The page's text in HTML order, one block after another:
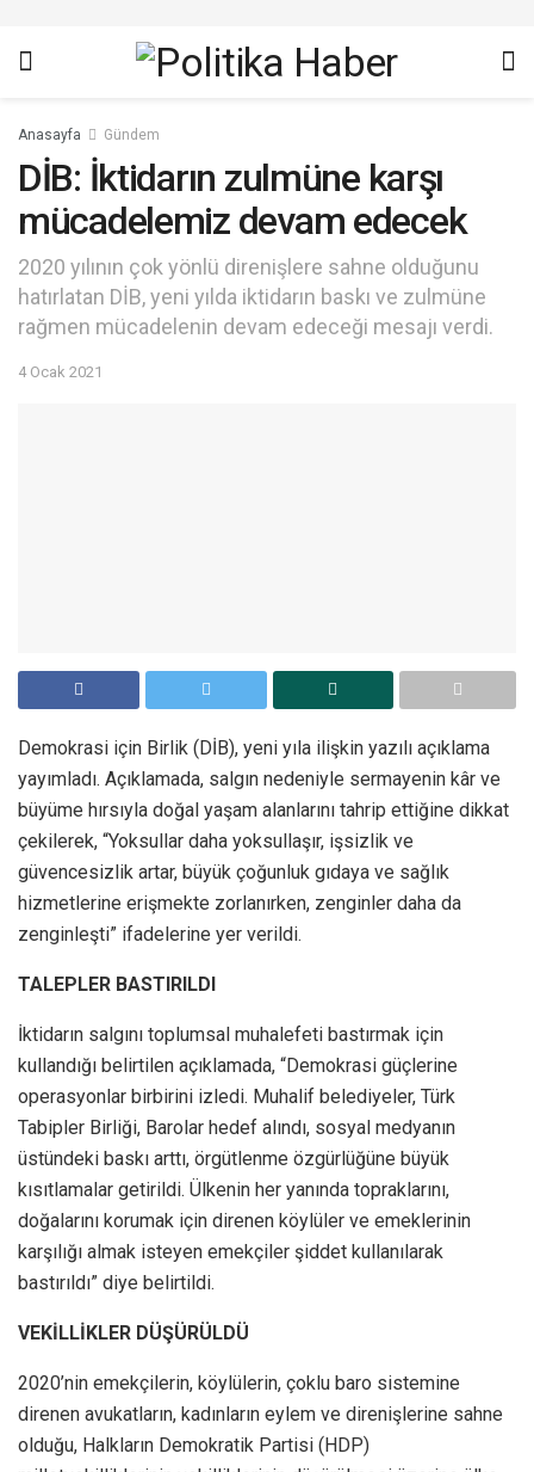
Anasayfa Gündem
DİB: İktidarın zulmüne karşı
mücadelemiz devam edecek
2020 yılının çok yönlü direnişlere sahne olduğunu
hatırlatan DİB, yeni yılda iktidarın baskı ve zulmüne
rağmen mücadelenin devam edeceği mesajı verdi.
4 Ocak 2021
Demokrasi için Birlik (DİB), yeni yıla ilişkin yazılı açıklama
yayımladı. Açıklamada, salgın nedeniyle sermayenin kâr ve
büyüme hırsıyla doğal yaşam alanlarını tahrip ettiğine dikkat
çekilerek, “Yoksullar daha yoksullaşır, işsizlik ve
güvencesizlik artar, büyük çoğunluk gıdaya ve sağlık
hizmetlerine erişmekte zorlanırken, zenginler daha da
zenginleşti” ifadelerine yer verildi.
TALEPLER BASTIRILDI
İktidarın salgını toplumsal muhalefeti bastırmak için
kullandığı belirtilen açıklamada, “Demokrasi güçlerine
operasyonlar birbirini izledi. Muhalif belediyeler, Türk
Tabipler Birliği, Barolar hedef alındı, sosyal medyanın
üstündeki baskı arttı, örgütlenme özgürlüğüne büyük
kısıtlamalar getirildi. Ülkenin her yanında topraklarını,
doğalarını korumak için direnen köylüler ve emeklerinin
karşılığı almak isteyen emekçiler şiddet kullanılarak
bastırıldı” diye belirtildi.
VEKİLLİKLER DÜŞÜRÜLDÜ
2020’nin emekçilerin, köylülerin, çoklu baro sistemine
direnen avukatların, kadınların eylem ve direnişlerine sahne
olduğu, Halkların Demokratik Partisi (HDP)